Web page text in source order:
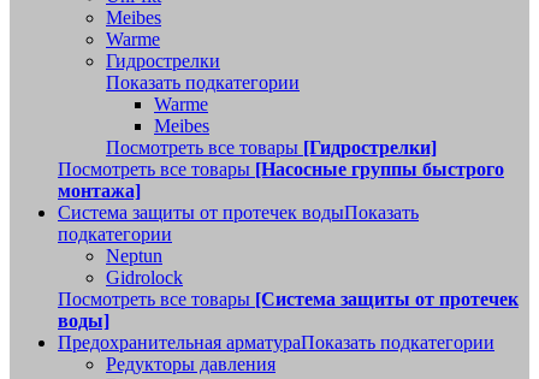
Meibes
Warme
Гидрострелки
Показать подкатегории
Warme
Meibes
Посмотреть все товары [Гидрострелки]
Посмотреть все товары [Насосные группы быстрого
монтажа]
Система защиты от протечек водыПоказать
подкатегории
Neptun
Gidrolock
Посмотреть все товары [Система защиты от протечек
воды]
Предохранительная арматураПоказать подкатегории
Редукторы давления